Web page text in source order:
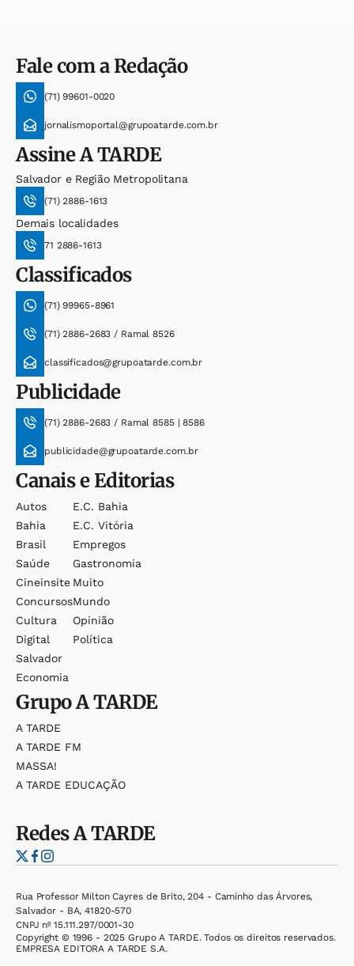
Fale com a Redação
(71) 99601-0020
jornalismoportal@grupoatarde.com.br
AssineA TARDE
Salvador e Região Metropolitana
(71) 2886-1613
Demais localidades
71 2886-1613
Classificados
(71) 99965-8961
(71) 2886-2683 / Ramal 8526
classificados@grupoatarde.com.br
Publicidade
(71) 2886-2683 / Ramal 8585 | 8586
publicidade@grupoatarde.com.br
Canais e Editorias
Autos
Bahia
Brasil
Saúde
Cineinsite
Concursos
Cultura
Digital
Salvador
Economia
E.c. Bahia
E.c. Vitória
Empregos
Gastronomia
Muito
Mundo
Opinião
Política
GrupoA TARDE
A TARDE
A TARDE FM
MASSA!
A TARDE EDUCAÇÃO
RedesA TARDE
Rua Professor Milton Cayres de Brito, 204 - Caminho das Árvores,
Salvador - BA, 41820-570
CNPJ nº 15.111.297/0001-30
Copyright © 1996 - 2025 Grupo A TARDE. Todos os direitos reservados.
EMPRESA EDITORA A TARDE S.A.